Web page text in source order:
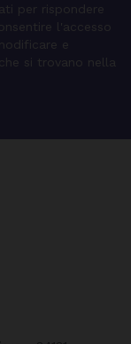
per rispondere
l'accesso
e
si trovano nella